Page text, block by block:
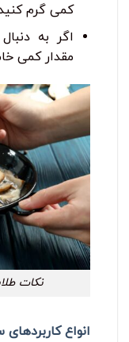
کمی گرم
اگر به
مقدار کمی
نکات
انواع